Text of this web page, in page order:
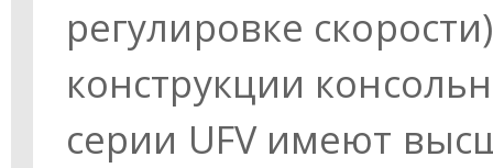
регулировке
конструкции
серии UFV имеют